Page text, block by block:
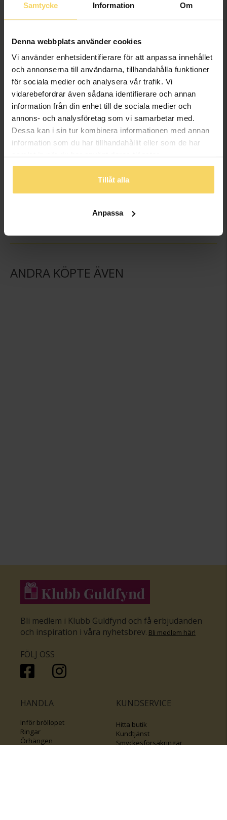
Samtycke Information Om
Denna webbplats använder cookies
Vi använder enhetsidentifierare för att anpassa innehållet
och annonserna till användarna, tillhandahålla funktioner
för sociala medier och analysera vår trafik. Vi
vidarebefordrar även sådana identifierare och annan
information från din enhet till de sociala medier och
annons- och analysföretag som vi samarbetar med.
Dessa kan i sin tur kombinera informationen med annan
information som du har tillhandahållit eller som de har
Tillåt alla
Anpassa
Material
FINNS OCKSÅ SOM
MOOD CLASSICS
MOOD CLASSICS
ANDRA KÖPTE ÄVEN
Bli medlem i Klubb Guldfynd och få erbjudanden
och inspiration i våra nyhetsbrev. Bli medlem här!
FÖLJ OSS
HANDLA
Inför bröllopet
Ringar
Örhängen
KUNDSERVICE
Hitta butik
Kundtjänst
Smyckesförsäkringar